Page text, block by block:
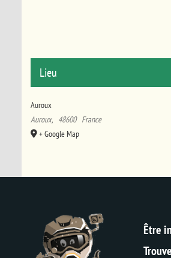
Lieu
Auroux
Auroux, 48600 France
+ Google Map
Être